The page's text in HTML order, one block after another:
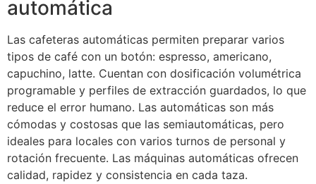
automática
Las cafeteras automáticas permiten preparar varios
tipos de café con un botón: espresso, americano,
capuchino, latte. Cuentan con dosificación volumétrica
programable y perfiles de extracción guardados, lo que
reduce el error humano. Las automáticas son más
cómodas y costosas que las semiautomáticas, pero
ideales para locales con varios turnos de personal y
rotación frecuente. Las máquinas automáticas ofrecen
calidad, rapidez y consistencia en cada taza.